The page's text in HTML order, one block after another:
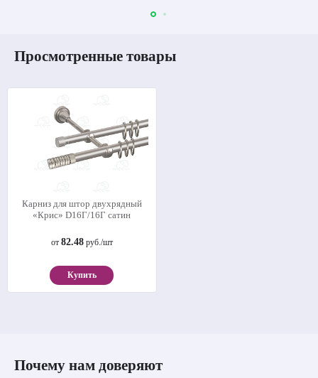
Просмотренные товары
Карниз для штор двухрядный
«Крис» D16Г/16Г сатин
от 82.48руб./шт
Купить
Почему нам доверяют